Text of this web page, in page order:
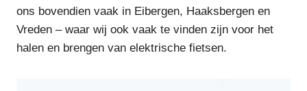
ons bovendien vaak in Eibergen, Haaksbergen en
Vreden – waar wij ook vaak te vinden zijn voor het
halen en brengen van elektrische fietsen.